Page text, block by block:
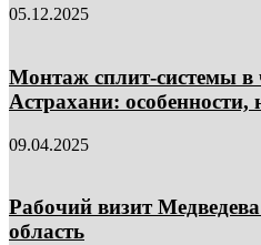
05.12.2025
Монтаж сплит-системы в
Астрахани:
09.04.2025
Рабочий визит
область